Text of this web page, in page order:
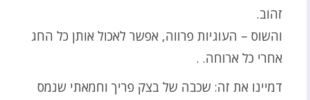
זהוב.
והשוס – העוגיות פרווה, אפשר לאכול אותן כל החג
אחרי כל ארוחה. .
דמיינו את זה: שכבה של בצק פריך וחמאתי שנמס